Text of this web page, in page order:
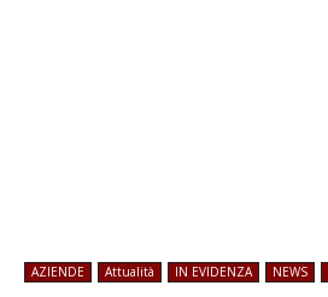
AZIENDE Attualità IN EVIDENZA NEWS